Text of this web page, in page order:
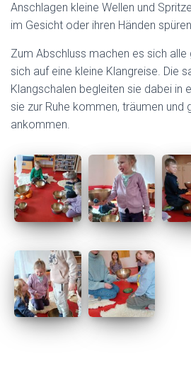
Anschlagen kleine Wellen und
im Gesicht oder ihren Händen
Zum Abschluss machen es sich
sich auf eine kleine Klangreise. Die
Klangschalen begleiten sie dabei in
sie zur Ruhe kommen, träumen und
ankommen.